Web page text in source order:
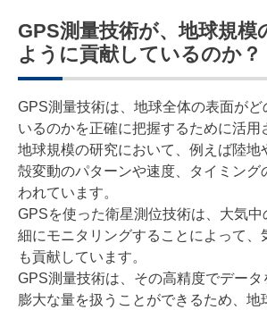
GPS測量技術が、地球規模
ように貢献しているのか？
GPS測量技術は、地球全体の表面がど
いるのかを正確に把握するために活用
地球規模の研究において、例えば陸地
殻変動のパターンや速度、タイミング
われています。
GPSを使った衛星測位技術は、大気
細にモニタリングすることによって、
も貢献しています。
GPS測量技術は、その高精度でデータ
膨大な量を扱うことができるため、地